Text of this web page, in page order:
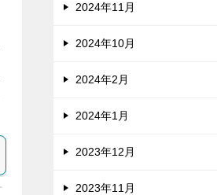
2024年11月
2024年10月
2024年2月
2024年1月
2023年12月
2023年11月